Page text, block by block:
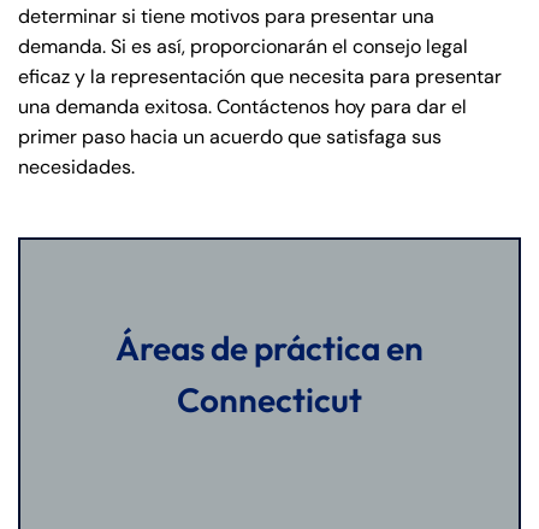
determinar si tiene motivos para presentar una
demanda. Si es así, proporcionarán el consejo legal
eficaz y la representación que necesita para presentar
una demanda exitosa. Contáctenos hoy para dar el
primer paso hacia un acuerdo que satisfaga sus
necesidades.
Áreas de práctica en
Connecticut